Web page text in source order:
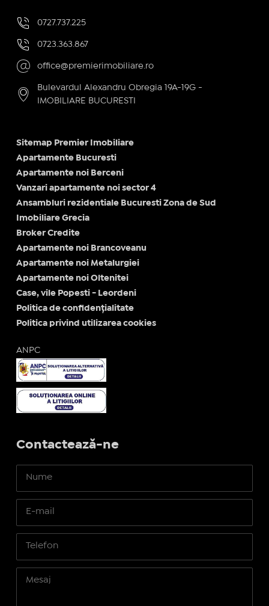
0727.737.225
0723.363.867
office@premierimobiliare.ro
Bulevardul Alexandru Obregia 19A-19G -
IMOBILIARE BUCURESTI
Sitemap Premier Imobiliare
Apartamente Bucuresti
Apartamente noi Berceni
Vanzari apartamente noi sector 4
Ansambluri rezidentiale Bucuresti Zona de Sud
Imobiliare Grecia
Broker Credite
Apartamente noi Brancoveanu
Apartamente noi Metalurgiei
Apartamente noi Oltenitei
Case, vile Popesti - Leordeni
Politica de confidențialitate
Politica privind utilizarea cookies
ANPC
Contactează-ne